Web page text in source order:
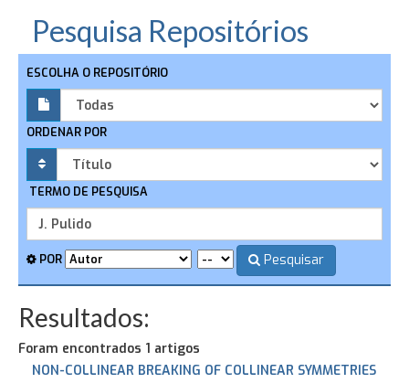
Pesquisa Repositórios
ESCOLHA O REPOSITÓRIO
ORDENAR POR
TERMO DE PESQUISA
POR Pesquisar
Resultados:
Foram encontrados 1 artigos
NON-COLLINEAR BREAKING OF COLLINEAR SYMMETRIES